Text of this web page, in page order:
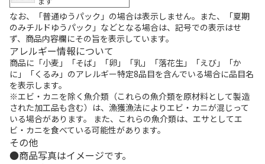
なお、「普通ゆうパック」の場合は表示しません。また、「夏期
のみチルドゆうパック」などとなる場合は、記号での表示はせ
ず、商品内容欄にその旨を表示しています。
アレルギー情報について
商品に「小麦」「そば」「卵」「乳」「落花生」「えび」「か
に」「くるみ」のアレルギー特定8品目を含んでいる場合に品目名
を表示します。
※エビ・カニを除く魚介類（これらの魚介類を原材料として製造
された加工品も含む）は、漁獲漁法によりエビ・カニが混じって
いる場合があります。 また、これらの魚介類は、エサとしてエ
ビ・カニを食べている可能性があります。
その他
商品写真はイメージです。